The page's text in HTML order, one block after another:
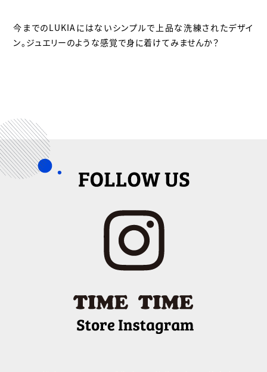
今までのLUKIAにはないシンプルで上品な洗練されたデザイ
ン。ジュエリーのような感覚で身に着けてみませんか？